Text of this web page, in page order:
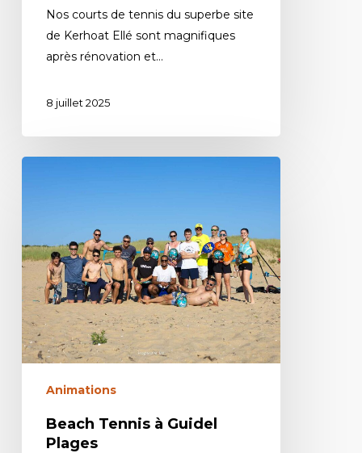
Nos courts de tennis du superbe site
de Kerhoat Ellé sont magnifiques
après rénovation et…
8 juillet 2025
Animations
Beach Tennis à Guidel
Plages